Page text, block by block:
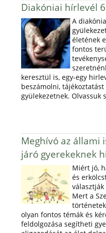
Diakóniai hírlevél
A
életének
fontos
keresztül is, egy-egy
beszámolni, tájékoztatást
gyülekezetnek. Olvassuk
Meghívó az állami
járó gyerekeknek
Miért jó,
és
választják
Mert a
olyan fontos témák és
feldolgozása segítheti